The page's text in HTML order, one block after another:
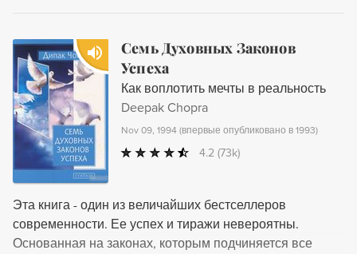
Семь Духовных Законов
Успеха
Как воплотить мечты в реальность
Deepak Chopra
Nov 09, 1994 (впервые опубликовано в 1993)
4.2 (73k)
Эта книга - один из величайших бестселлеров
современности. Ее успех и тиражи невероятны.
Основанная на законах, которым подчиняется все